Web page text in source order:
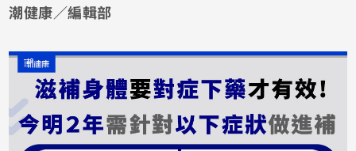
潮健康／編輯部